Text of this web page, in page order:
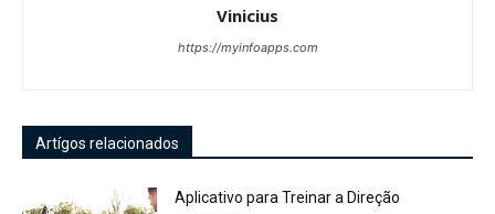
Vinicius
https://myinfoapps.com
Artígos relacionados
Aplicativo para Treinar a Direção